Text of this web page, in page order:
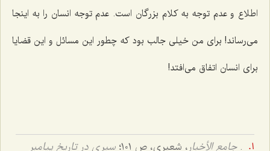
اطلاع و عدم توجه به كلام بزرگان است. عدم توجه انسان را به اینجا
مى‌رساند! براى من خیلى جالب بود كه چطور این مسائل و این قضایا
براى انسان اتفاق مى‌افتد!
.جامع الأخبار، شعیری، ص ١٠١؛
سیری در تاریخ پیامبر